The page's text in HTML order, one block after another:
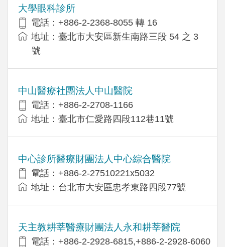
大學眼科診所
電話：+886-2-2368-8055 轉 16
地址：臺北市大安區新生南路三段 54 之 3
號
中山醫療社團法人中山醫院
電話：+886-2-2708-1166
地址：臺北市仁愛路四段112巷11號
中心診所醫療財團法人中心綜合醫院
電話：+886-2-27510221x5032
地址：台北市大安區忠孝東路四段77號
天主教耕莘醫療財團法人永和耕莘醫院
電話：+886-2-2928-6815,+886-2-2928-6060